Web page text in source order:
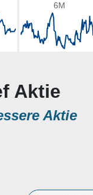
6M
Aktie
Aktie